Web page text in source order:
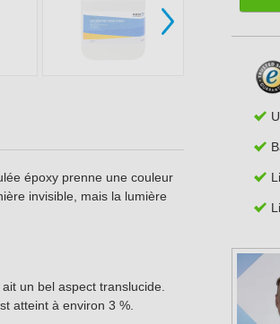
époxy prenne une couleur
invisible, mais la lumière
un bel aspect translucide.
atteint à environ 3 %.